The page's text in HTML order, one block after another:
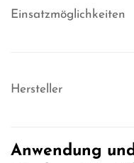
Einsatzmöglichkeiten
Hersteller
Anwendung